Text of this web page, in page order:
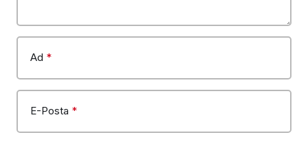
Ad *
E-Posta *